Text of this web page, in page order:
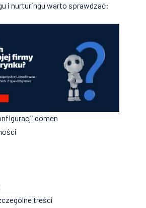
i nurturingu warto sprawdzać:
domen
treści